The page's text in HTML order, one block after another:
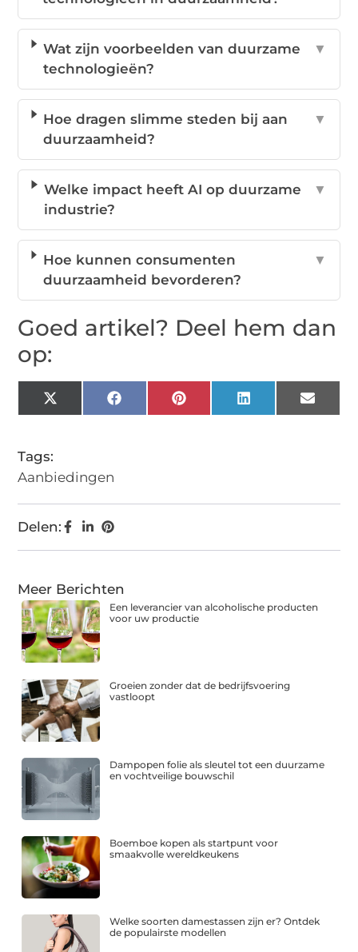
Wat zijn voorbeelden van duurzame
technologieën?
▼
Hoe dragen slimme steden bij aan
duurzaamheid?
▼
Welke impact heeft AI op duurzame
industrie?
▼
Hoe kunnen consumenten
duurzaamheid bevorderen?
▼
Goed artikel? Deel hem dan
op:
X
(Twitter)
FacebookPinterestLinkedIn Email
Tags:
Aanbiedingen
Delen:
Meer Berichten
Een leverancier van alcoholische producten
voor uw productie
Groeien zonder dat de bedrijfsvoering
vastloopt
Dampopen folie als sleutel tot een duurzame
en vochtveilige bouwschil
Boemboe kopen als startpunt voor
smaakvolle wereldkeukens
Welke soorten damestassen zijn er? Ontdek
de populairste modellen